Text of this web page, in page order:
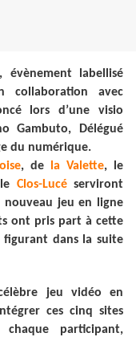
, évènement labellisé
collaboration avec
lors d’une visio
Gambuto, Délégué
du numérique.
, de la Valette, le
Clos-Lucéserviront
nouveau jeu en ligne
ont pris part à cette
dans la suite
jeu vidéo en
ces cinq sites
participant,